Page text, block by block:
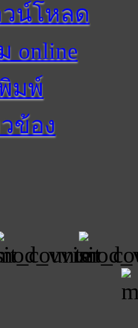
วน์โหลด
online
มพ์
ข้อง